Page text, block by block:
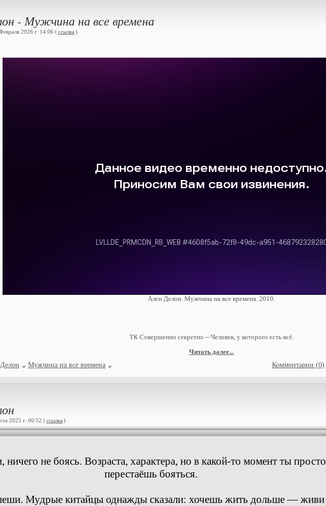
- Мужчина на все времена
2026 г. 14:06 (ссылка )
Ален Делон. Мужчина на все времена. 2010.
ТК Совершенно секретно -- Человек, у которого есть всё.
Читать далее...
Мужчина на все времена Комментарии (0)
2025 г. 00:52 (ссылка )
не боясь. Возраста, характера, но в какой-то момент ты просто
перестаёшь бояться.
Мудрые китайцы однажды сказали: хочешь жить дольше — живи